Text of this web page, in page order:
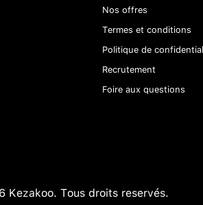
Nos offres
Termes et conditions
Politique de
Recrutement
Foire aux questions
Kezakoo. Tous droits reservés.